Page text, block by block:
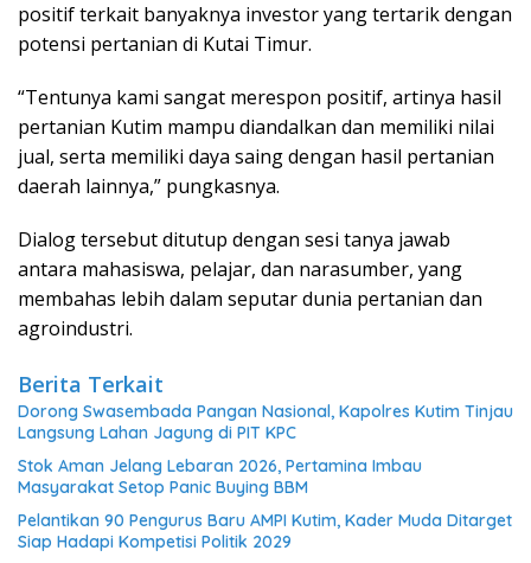
positif terkait banyaknya investor yang tertarik dengan
potensi pertanian di Kutai Timur.
“Tentunya kami sangat merespon positif, artinya hasil
pertanian Kutim mampu diandalkan dan memiliki nilai
jual, serta memiliki daya saing dengan hasil pertanian
daerah lainnya,” pungkasnya.
Dialog tersebut ditutup dengan sesi tanya jawab
antara mahasiswa, pelajar, dan narasumber, yang
membahas lebih dalam seputar dunia pertanian dan
agroindustri.
Berita Terkait
Dorong Swasembada Pangan Nasional, Kapolres Kutim Tinjau
Langsung Lahan Jagung di PIT KPC
Stok Aman Jelang Lebaran 2026, Pertamina Imbau
Masyarakat Setop Panic Buying BBM
Pelantikan 90 Pengurus Baru AMPI Kutim, Kader Muda Ditarget
Siap Hadapi Kompetisi Politik 2029